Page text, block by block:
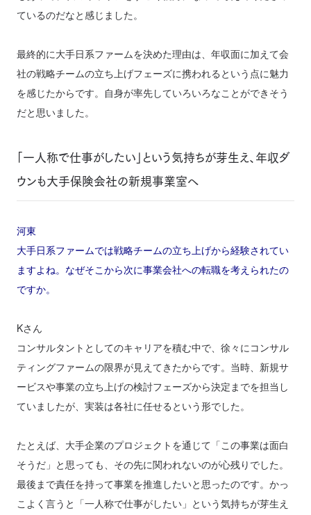
ているのだなと感じました。
最終的に大手日系ファームを決めた理由は、年収面に加えて会
社の戦略チームの立ち上げフェーズに携われるという点に魅力
を感じたからです。自身が率先していろいろなことができそう
だと思いました。
「一人称で仕事がしたい」という気持ちが芽生え、年収ダ
ウンも大手保険会社の新規事業室へ
河東
大手日系ファームでは戦略チームの立ち上げから経験されてい
ますよね。なぜそこから次に事業会社への転職を考えられたの
ですか。
Kさん
コンサルタントとしてのキャリアを積む中で、徐々にコンサル
ティングファームの限界が見えてきたからです。当時、新規サ
ービスや事業の立ち上げの検討フェーズから決定までを担当し
ていましたが、実装は各社に任せるという形でした。
たとえば、大手企業のプロジェクトを通じて「この事業は面白
そうだ」と思っても、その先に関われないのが心残りでした。
最後まで責任を持って事業を推進したいと思ったのです。かっ
こよく言うと「一人称で仕事がしたい」という気持ちが芽生え